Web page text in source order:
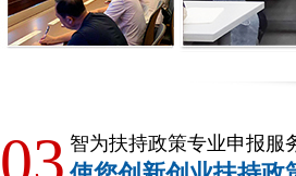
智为扶持政策专业申报服